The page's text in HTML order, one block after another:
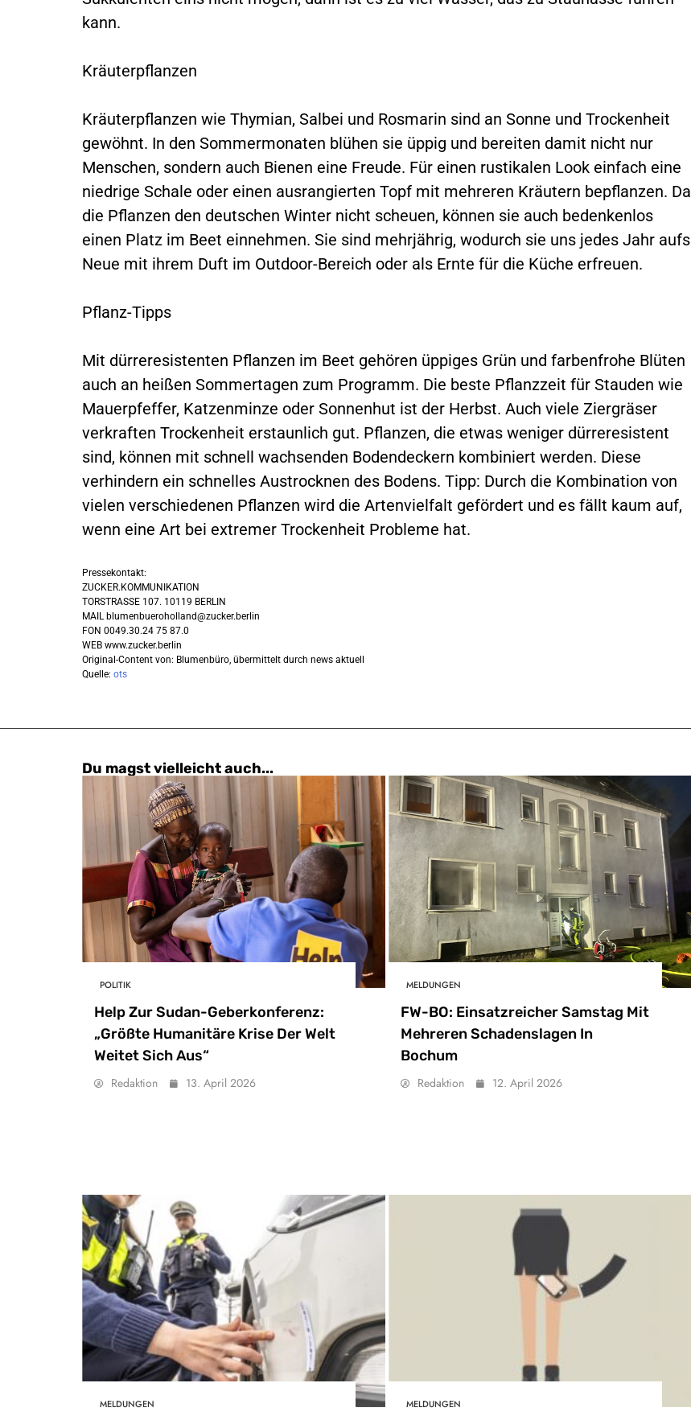
kann.
Kräuterpflanzen
Kräuterpflanzen wie Thymian, Salbei und Rosmarin sind an Sonne und Trockenheit
gewöhnt. In den Sommermonaten blühen sie üppig und bereiten damit nicht nur
Menschen, sondern auch Bienen eine Freude. Für einen rustikalen Look einfach eine
niedrige Schale oder einen ausrangierten Topf mit mehreren Kräutern bepflanzen. Da
die Pflanzen den deutschen Winter nicht scheuen, können sie auch bedenkenlos
einen Platz im Beet einnehmen. Sie sind mehrjährig, wodurch sie uns jedes Jahr aufs
Neue mit ihrem Duft im Outdoor-Bereich oder als Ernte für die Küche erfreuen.
Pflanz-Tipps
Mit dürreresistenten Pflanzen im Beet gehören üppiges Grün und farbenfrohe Blüten
auch an heißen Sommertagen zum Programm. Die beste Pflanzzeit für Stauden wie
Mauerpfeffer, Katzenminze oder Sonnenhut ist der Herbst. Auch viele Ziergräser
verkraften Trockenheit erstaunlich gut. Pflanzen, die etwas weniger dürreresistent
sind, können mit schnell wachsenden Bodendeckern kombiniert werden. Diese
verhindern ein schnelles Austrocknen des Bodens. Tipp: Durch die Kombination von
vielen verschiedenen Pflanzen wird die Artenvielfalt gefördert und es fällt kaum auf,
wenn eine Art bei extremer Trockenheit Probleme hat.
Pressekontakt:
ZUCKER.KOMMUNIKATION
TORSTRASSE 107. 10119 BERLIN
MAIL blumenbueroholland@zucker.berlin
FON 0049.30.24 75 87.0
WEB www.zucker.berlin
Original-Content von: Blumenbüro, übermittelt durch news aktuell
Quelle: ots
Du magst vielleicht auch...
POLITIK
Help Zur Sudan-Geberkonferenz:
„Größte Humanitäre Krise Der Welt
Weitet Sich Aus“
Redaktion 13. April 2026
MELDUNGEN
FW-BO: Einsatzreicher Samstag Mit
Mehreren Schadenslagen In
Bochum
Redaktion 12. April 2026
MELDUNGEN MELDUNGEN